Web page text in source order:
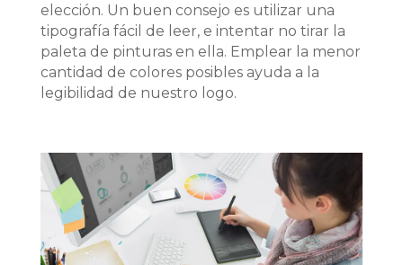
elección. Un buen consejo es utilizar una
tipografía fácil de leer, e intentar no tirar la
paleta de pinturas en ella. Emplear la menor
cantidad de colores posibles ayuda a la
legibilidad de nuestro logo.